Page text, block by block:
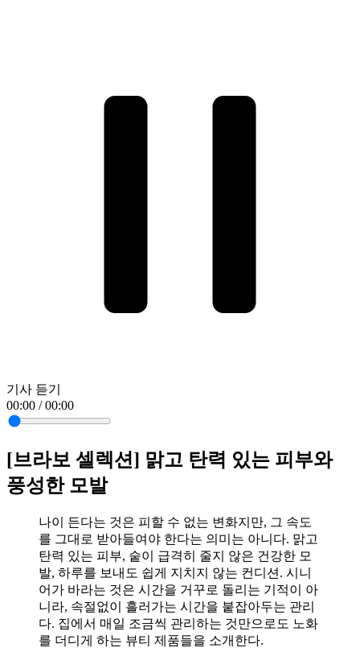
기사 듣기
00:00 / 00:00
[브라보 셀렉션] 맑고 탄력 있는 피부와
풍성한 모발
나이 든다는 것은 피할 수 없는 변화지만, 그 속도
를 그대로 받아들여야 한다는 의미는 아니다. 맑고
탄력 있는 피부, 숱이 급격히 줄지 않은 건강한 모
발, 하루를 보내도 쉽게 지치지 않는 컨디션. 시니
어가 바라는 것은 시간을 거꾸로 돌리는 기적이 아
니라, 속절없이 흘러가는 시간을 붙잡아두는 관리
다. 집에서 매일 조금씩 관리하는 것만으로도 노화
를 더디게 하는 뷰티 제품들을 소개한다.